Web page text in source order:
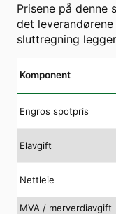
Prisene på denne
det
sluttregning
Komponent
Engros spotpris
Elavgift
Nettleie
MVA / merverdiavgift